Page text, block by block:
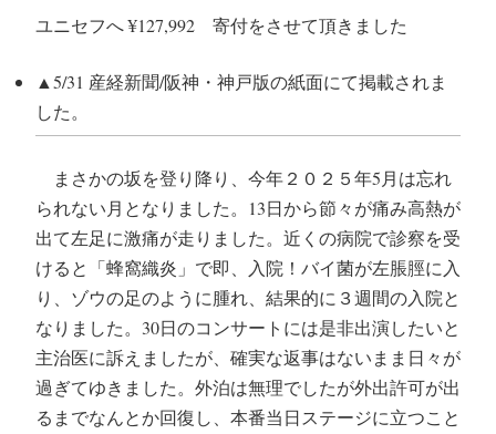
ユニセフへ ¥127,992 寄付をさせて頂きました
▲5/31 産経新聞/阪神・神戸版の紙面にて掲載されま
した。
まさかの坂を登り降り、今年２０２５年5月は忘れ
られない月となりました。13日から節々が痛み高熱が
出て左足に激痛が走りました。近くの病院で診察を受
けると「蜂窩織炎」で即、入院！バイ菌が左脹脛に入
り、ゾウの足のように腫れ、結果的に３週間の入院と
なりました。30日のコンサートには是非出演したいと
主治医に訴えましたが、確実な返事はないまま日々が
過ぎてゆきました。外泊は無理でしたが外出許可が出
るまでなんとか回復し、本番当日ステージに立つこと